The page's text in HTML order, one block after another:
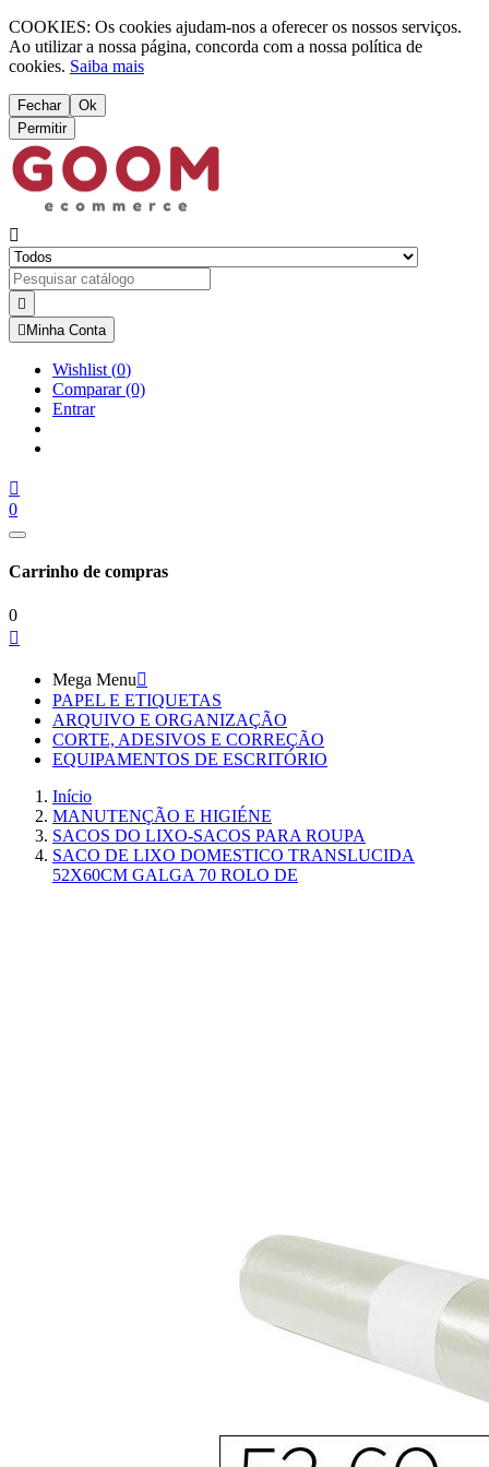
COOKIES: Os cookies ajudam-nos a oferecer os nossos serviços.
Ao utilizar a nossa página, concorda com a nossa política de
cookies. Saiba mais
Fechar
Ok
Permitir


 Minha Conta
Wishlist (0)
Comparar(0)
Entrar

0
Carrinho de compras
0

Mega Menu
PAPEL E ETIQUETAS
ARQUIVO E ORGANIZAÇÃO
CORTE, ADESIVOS E CORREÇÃO
EQUIPAMENTOS DE ESCRITÓRIO
Início
MANUTENÇÃO E HIGIÉNE
SACOS DO LIXO-SACOS PARA ROUPA
SACO DE LIXO DOMESTICO TRANSLUCIDA
52X60CM GALGA 70 ROLO DE